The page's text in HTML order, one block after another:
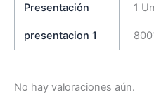
Presentación 1
presentacion 1
No hay valoraciones aún.